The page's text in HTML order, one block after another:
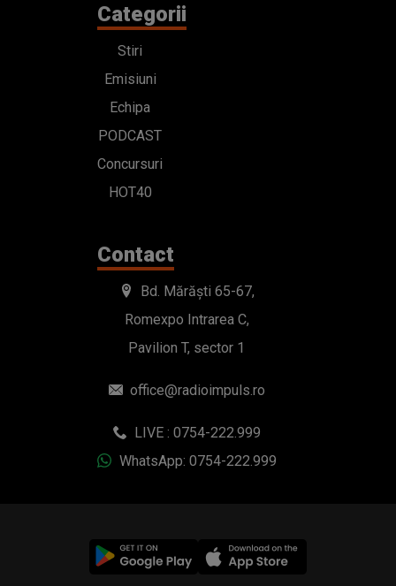
Categorii
Stiri
Emisiuni
Echipa
PODCAST
Concursuri
HOT40
Contact
Bd. Mărăști 65-67,
Romexpo Intrarea C,
Pavilion T, sector 1
office@radioimpuls.ro
LIVE : 0754-222.999
WhatsApp: 0754-222.999